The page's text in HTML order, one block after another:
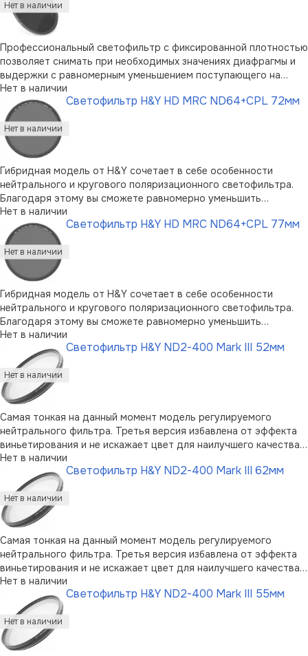
Профессиональный светофильтр с фиксированной плотностью
позволяет снимать при необходимых значениях диафрагмы и
выдержки с равномерным уменьшением поступающего на
матрицу света. Модель не искажает цвета. Линза из немецкого
оптического стекла SCHOTT B270 имеет двухстороннее
покрытие. Особый слой име …
Нет в наличии
Светофильтр H&Y HD MRC ND64+CPL 72мм
Гибридная модель от H&Y сочетает в себе особенности
нейтрального и кругового поляризационного светофильтра.
Благодаря этому вы сможете равномерно уменьшить
количество света и избавиться от лишних бликов и отражений.
Более широкая диафрагма и длинная выдержка позволят
добиться необычного эффекта в ка …
Нет в наличии
Светофильтр H&Y HD MRC ND64+CPL 77мм
Гибридная модель от H&Y сочетает в себе особенности
нейтрального и кругового поляризационного светофильтра.
Благодаря этому вы сможете равномерно уменьшить
количество света и избавиться от лишних бликов и отражений.
Более широкая диафрагма и длинная выдержка позволят
добиться необычного эффекта в ка …
Нет в наличии
Светофильтр H&Y ND2-400 Mark III 52мм
Самая тонкая на данный момент модель регулируемого
нейтрального фильтра. Третья версия избавлена от эффекта
виньетирования и не искажает цвет для наилучшего качества
работы. Линза изготовлена из немецкого стекла SCHOTT с
особым нанесением по японской технологии, а кольца из
высокопрочного алюминия с …
Нет в наличии
Светофильтр H&Y ND2-400 Mark III 62мм
Самая тонкая на данный момент модель регулируемого
нейтрального фильтра. Третья версия избавлена от эффекта
виньетирования и не искажает цвет для наилучшего качества
работы. Линза изготовлена из немецкого стекла SCHOTT с
особым нанесением по японской технологии, а кольца из
высокопрочного алюминия с …
Нет в наличии
Светофильтр H&Y ND2-400 Mark III 55мм